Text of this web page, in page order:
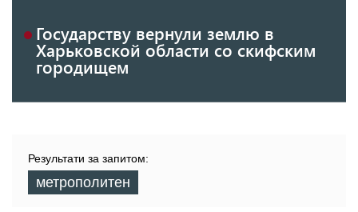
Государству вернули землю в
Харьковской области со скифским
городищем
Результати за запитом:
метрополитен